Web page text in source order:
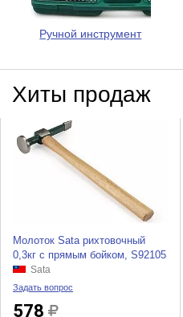
Ручной инструмент
Хиты продаж
Молоток Sata рихтовочный
0,3кг с прямым бойком, S92105
Sata
Задать вопрос
578